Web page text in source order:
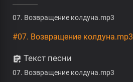
07. Возвращение колдуна.mp3
#07. Возвращение колдуна.mp3
Текст песни
07. Возвращение колдуна.mp3